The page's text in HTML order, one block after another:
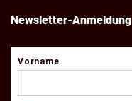
Newsletter-Anmeldung